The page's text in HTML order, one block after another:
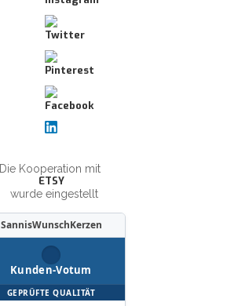
Die Kooperation mit
ETSY
wurde eingestellt
SannisWunschKerzen
Kunden-Votum
GEPRÜFTE QUALITÄT